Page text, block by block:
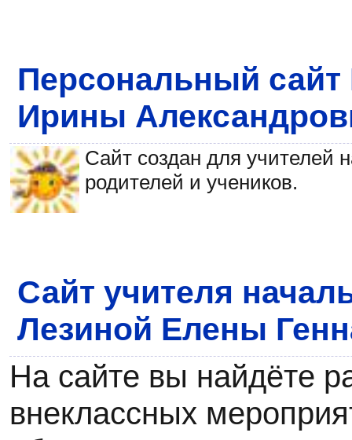
Персональный сайт
Ирины
Сайт создан для учителей
родителей и учеников.
Сайт учителя
Лезиной Елены
На сайте вы найдёте
внеклассных